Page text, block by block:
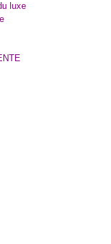
luxe